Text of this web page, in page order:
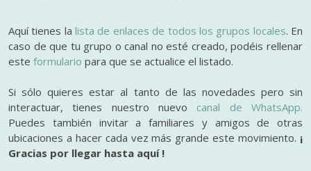
Aquí tienes lalista de enlaces de todos los grupos locales. En
caso de que tu grupo o canal no esté creado, podéis rellenar
este formulario para que se actualice el listado.
Si sólo quieres estar al tanto de las novedades pero sin
interactuar, tienes nuestro nuevo canal de WhatsApp.
Puedes también invitar a familiares y amigos de otras
ubicaciones a hacer cada vez más grande este movimiento. ¡
Gracias por llegar hasta aquí !